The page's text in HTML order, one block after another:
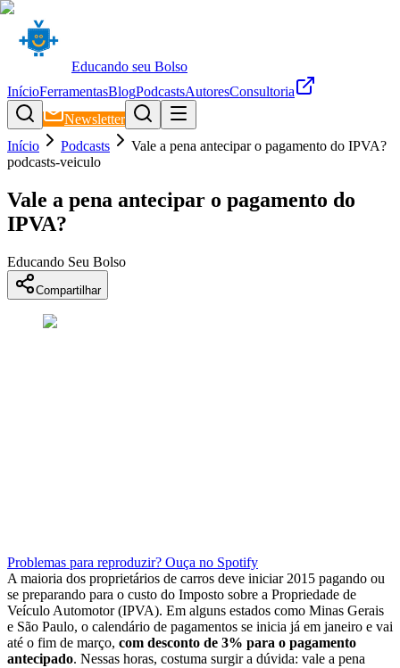
Educando seu Bolso
InícioFerramentasBlogPodcastsAutoresConsultoria
Newsletter
Início
Podcasts
Vale a pena antecipar o pagamento do IPVA?
podcasts-veiculo
Vale a pena antecipar o pagamento do
IPVA?
Educando Seu Bolso
Compartilhar
Problemas para reproduzir? Ouça no Spotify
A maioria dos proprietários de carros deve iniciar 2015 pagando ou
se preparando para o custo do Imposto sobre a Propriedade de
Veículo Automotor (IPVA). Em alguns estados como Minas Gerais
e São Paulo, o calendário de pagamentos se inicia já em janeiro e vai
até o fim de março, com desconto de 3% para o pagamento
antecipado. Nessas horas, costuma surgir a dúvida: vale a pena